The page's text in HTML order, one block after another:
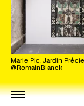
Marie Pic, Jardin
@RomainBlanck